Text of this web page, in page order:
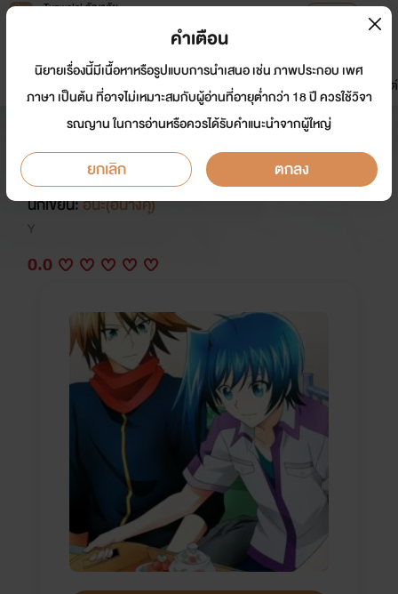
Tunwalai ธัญวลัย
หน้าแรก นิยาย อีบุ๊ก การ์ตูน
มาใหม่
ดรีมแชท ธัญลิสต์
รักหวานๆของหนุ่ม
ซึนเดเระ(kiaxaichi)
นักเขียน:ฮินะ(ฮินางิคุ)
Y
0.0
คำเตือน
นิยายเรื่องนี้มีเนื้อหาหรือรูปแบบการนำเสนอ เช่น ภาพประกอบ เพศ
ภาษา เป็นต้น ที่อาจไม่เหมาะสมกับผู้อ่านที่อายุต่ำกว่า 18 ปี ควรใช้วิจา
รณญาน ในการอ่านหรือควรได้รับคำแนะนำจากผู้ใหญ่
ยกเลิก ตกลง